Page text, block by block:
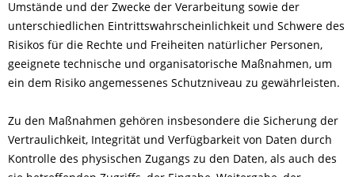
Umstände und der Zwecke der Verarbeitung sowie der
unterschiedlichen Eintrittswahrscheinlichkeit und Schwere des
Risikos für die Rechte und Freiheiten natürlicher Personen,
geeignete technische und organisatorische Maßnahmen, um
ein dem Risiko angemessenes Schutzniveau zu gewährleisten.
Zu den Maßnahmen gehören insbesondere die Sicherung der
Vertraulichkeit, Integrität und Verfügbarkeit von Daten durch
Kontrolle des physischen Zugangs zu den Daten, als auch des